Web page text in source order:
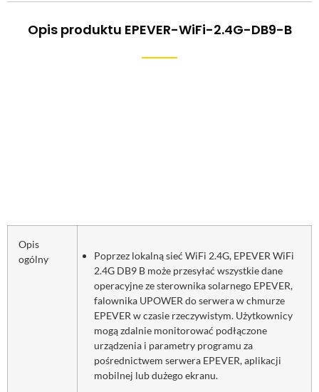
Opis produktu EPEVER-WiFi-2.4G-DB9-B
Opis
ogólny
Poprzez lokalną sieć WiFi 2.4G, EPEVER WiFi
2.4G DB9 B może przesyłać wszystkie dane
operacyjne ze sterownika solarnego EPEVER,
falownika UPOWER do serwera w chmurze
EPEVER w czasie rzeczywistym. Użytkownicy
mogą zdalnie monitorować podłączone
urządzenia i parametry programu za
pośrednictwem serwera EPEVER, aplikacji
mobilnej lub dużego ekranu.